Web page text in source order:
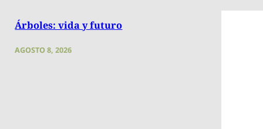
Árboles: vida y futuro
AGOSTO 8, 2026